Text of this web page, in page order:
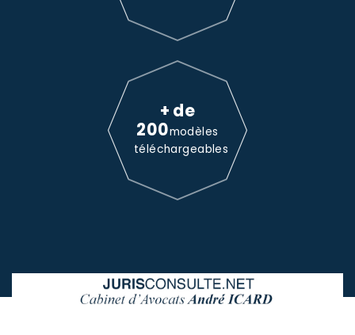
+ de
200modèles
téléchargeables